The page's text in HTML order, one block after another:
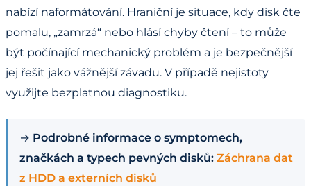
nabízí naformátování. Hraniční je situace, kdy disk čte
pomalu, „zamrzá“ nebo hlásí chyby čtení – to může
být počínající mechanický problém a je bezpečnější
jej řešit jako vážnější závadu. V případě nejistoty
využijte bezplatnou diagnostiku.
→ Podrobné informace o symptomech,
značkách a typech pevných disků: Záchrana dat
z HDD a externích disků